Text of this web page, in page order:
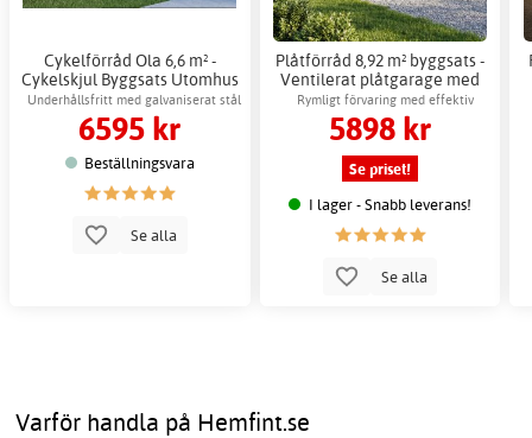
Cykelförråd Ola 6,6 m² -
Cykelskjul Byggsats Utomhus
Underhållsfritt med galvaniserat stål
& skjutdörrar
6595 kr
Beställningsvara
Se alla
Plåtförråd 8,92 m² byggsats -
Ventilerat plåtgarage med
skjutdörrar
Rymligt förvaring med effektiv
luftcirkulation
5898 kr
Se priset!
I lager - Snabb leverans!
Se alla
Varför handla på Hemfint.se